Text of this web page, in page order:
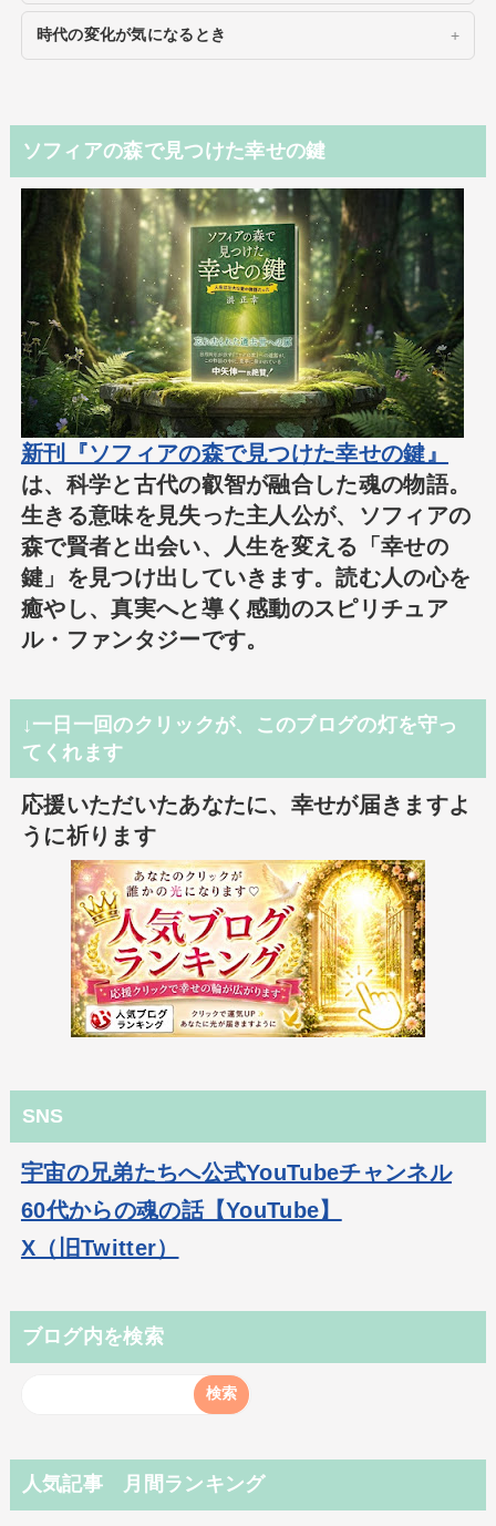
時代の変化が気になるとき
ソフィアの森で見つけた幸せの鍵
新刊『ソフィアの森で見つけた幸せの鍵』
は、科学と古代の叡智が融合した魂の物語。
生きる意味を見失った主人公が、ソフィアの
森で賢者と出会い、人生を変える「幸せの
鍵」を見つけ出していきます。読む人の心を
癒やし、真実へと導く感動のスピリチュア
ル・ファンタジーです。
↓一日一回のクリックが、このブログの灯を守っ
てくれます
応援いただいたあなたに、幸せが届きますよ
うに祈ります
SNS
宇宙の兄弟たちへ公式YouTubeチャンネル
60代からの魂の話【YouTube】
X（旧Twitter）
ブログ内を検索
人気記事 月間ランキング